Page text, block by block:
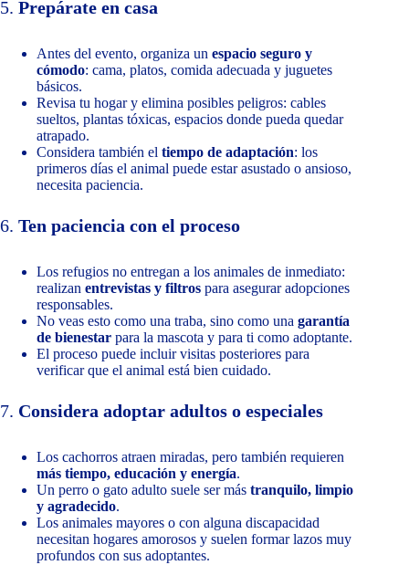
5. Prepárate en casa
Antes del evento, organiza un espacio seguro y
cómodo: cama, platos, comida adecuada y juguetes
básicos.
Revisa tu hogar y elimina posibles peligros: cables
sueltos, plantas tóxicas, espacios donde pueda quedar
atrapado.
Considera también el tiempo de adaptación: los
primeros días el animal puede estar asustado o ansioso,
necesita paciencia.
6. Ten paciencia con el proceso
Los refugios no entregan a los animales de inmediato:
realizan entrevistas y filtros para asegurar adopciones
responsables.
No veas esto como una traba, sino como una garantía
de bienestar para la mascota y para ti como adoptante.
El proceso puede incluir visitas posteriores para
verificar que el animal está bien cuidado.
7. Considera adoptar adultos o especiales
Los cachorros atraen miradas, pero también requieren
más tiempo, educación y energía.
Un perro o gato adulto suele ser más tranquilo, limpio
y agradecido.
Los animales mayores o con alguna discapacidad
necesitan hogares amorosos y suelen formar lazos muy
profundos con sus adoptantes.